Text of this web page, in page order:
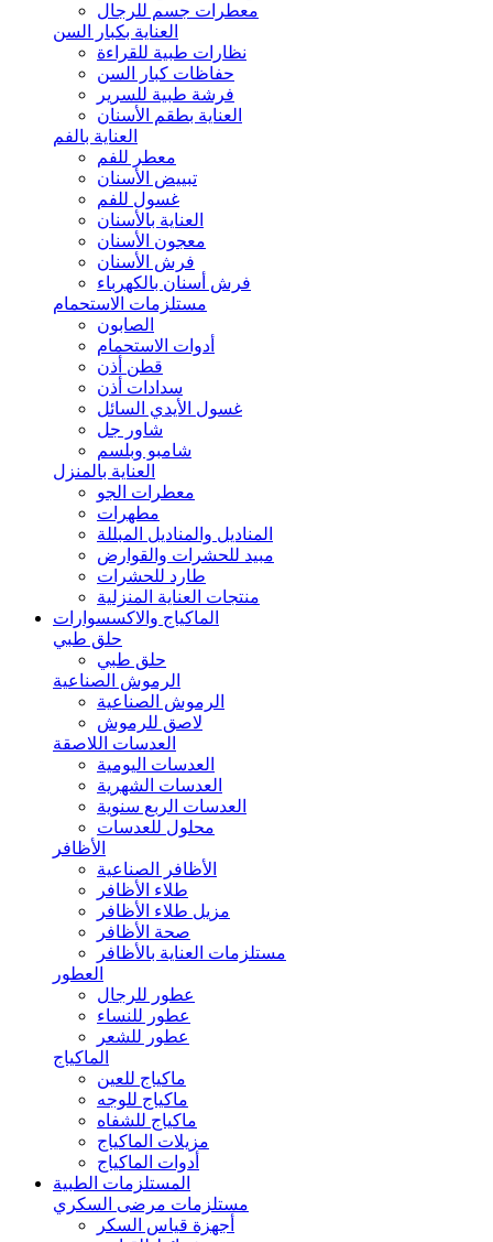
معطرات جسم للرجال
العناية بكبار السن
نظارات طبية للقراءة
حفاظات كبار السن
فرشة طبية للسرير
العناية بطقم الأسنان
العناية بالفم
معطر للفم
تبييض الأسنان
غسول للفم
العناية بالأسنان
معجون الأسنان
فرش الأسنان
فرش أسنان بالكهرباء
مستلزمات الاستحمام
الصابون
أدوات الاستحمام
قطن أذن
سدادات أذن
غسول الأيدي السائل
شاور جل
شامبو وبلسم
العناية بالمنزل
معطرات الجو
مطهرات
المناديل والمناديل المبللة
مبيد للحشرات والقوارض
طارد للحشرات
منتجات العناية المنزلية
الماكياج والاكسسوارات
حلق طبي
حلق طبي
الرموش الصناعية
الرموش الصناعية
لاصق للرموش
العدسات اللاصقة
العدسات اليومية
العدسات الشهرية
العدسات الربع سنوية
محلول للعدسات
الأظافر
الأظافر الصناعية
طلاء الأظافر
مزيل طلاء الأظافر
صحة الأظافر
مستلزمات العناية بالأظافر
العطور
عطور للرجال
عطور للنساء
عطور للشعر
الماكياج
ماكياج للعين
ماكياج للوجه
ماكياج للشفاه
مزيلات الماكياج
أدوات الماكياج
المستلزمات الطبية
مستلزمات مرضى السكري
أجهزة قياس السكر